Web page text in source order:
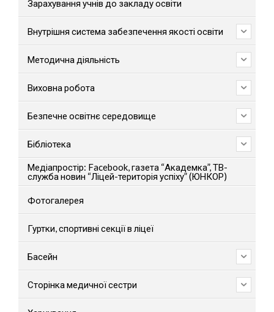
Зарахування учнів до закладу освіти
Внутрішня система забезпечення якості освіти
Методична діяльність
Виховна робота
Безпечне освітнє середовище
Бібліотека
Медіапростір: Facebook, газета “Академка”, ТВ-
служба новин “Ліцей-територія успіху” (ЮНКОР)
Фотогалерея
Гуртки, спортивні секції в ліцеї
Басейн
Сторінка медичної сестри